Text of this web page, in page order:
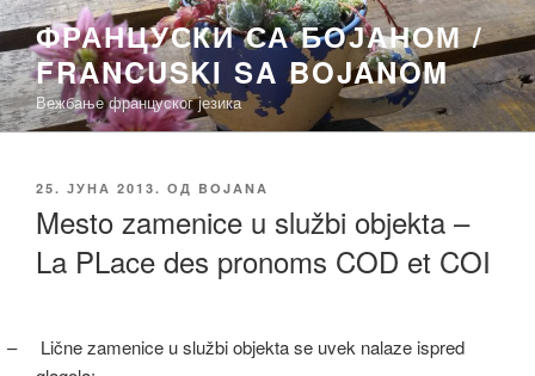
Скочи
на
садржај
ФРАНЦУСКИ СА БОЈАНОМ /
FRANCUSKI SA BOJANOM
Вежбање француског језика
ОБЈАВЉЕНО
25. ЈУНА 2013. ОД BOJANA
Mesto zamenice u službi objekta –
La PLace des pronoms COD et COI
–
Lične zamenice u službi objekta se uvek nalaze ispred